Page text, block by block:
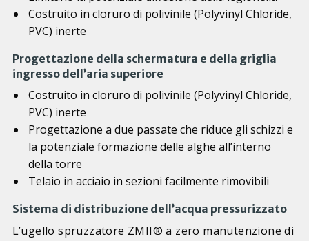
Costruito in cloruro di polivinile (Polyvinyl Chloride,
PVC) inerte
Progettazione della schermatura e della griglia
ingresso dell’aria superiore
Costruito in cloruro di polivinile (Polyvinyl Chloride,
PVC) inerte
Progettazione a due passate che riduce gli schizzi e
la potenziale formazione delle alghe all’interno
della torre
Telaio in acciaio in sezioni facilmente rimovibili
Sistema di distribuzione dell’acqua pressurizzato
L’ugello spruzzatore ZMII® a zero manutenzione di